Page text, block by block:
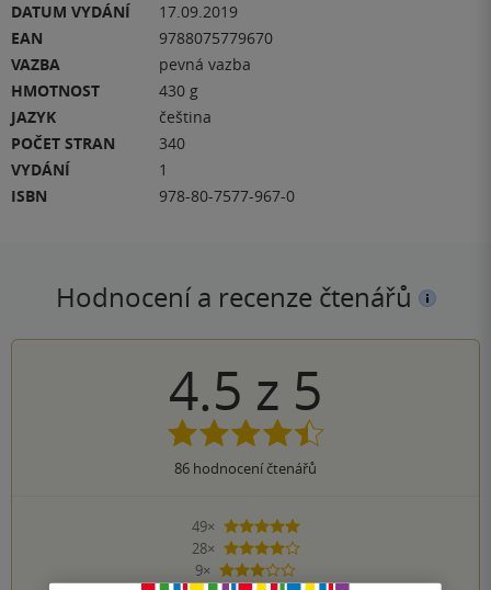
DATUM VYDÁNÍ
17.09.2019
EAN
9788075779670
VAZBA
pevná vazba
HMOTNOST
430 g
JAZYK
čeština
POČET STRAN
340
VYDÁNÍ
1
ISBN
978-80-7577-967-0
Hodnocení a recenze čtenářů
4.5 z 5
86 hodnocení čtenářů
49×
5 hvězdiček
28×
4 hvězdičky
9×
3 hvězdičky